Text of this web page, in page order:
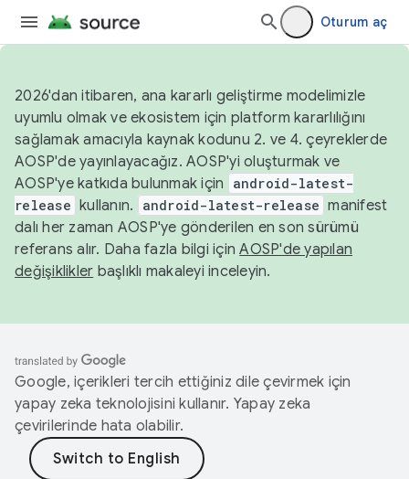
Oturum aç
2026'dan itibaren, ana kararlı geliştirme modelimizle
uyumlu olmak ve ekosistem için platform kararlılığını
sağlamak amacıyla kaynak kodunu 2. ve 4. çeyreklerde
AOSP'de yayınlayacağız. AOSP'yi oluşturmak ve
AOSP'ye katkıda bulunmak için
android-latest-
release kullanın. android-latest-release manifest
dalı her zaman AOSP'ye gönderilen en son sürümü
referans alır. Daha fazla bilgi içinAOSP'de yapılan
değişiklikler başlıklı makaleyi inceleyin.
Google, içerikleri tercih ettiğiniz dile çevirmek için
yapay zeka teknolojisini kullanır. Yapay zeka
çevirilerinde hata olabilir.